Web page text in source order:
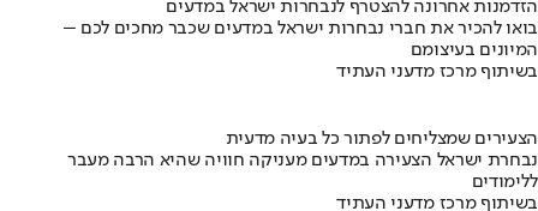
הזדמנות אחרונה להצטרף לנבחרות ישראל במדעים
בואו להכיר את חברי נבחרות ישראל במדעים שכבר מחכים לכם –
המיונים בעיצומם
בשיתוף מרכז מדעני העתיד
הצעירים שמצליחים לפתור כל בעיה מדעית
נבחרת ישראל הצעירה במדעים מעניקה חוויה שהיא הרבה מעבר
ללימודים
בשיתוף מרכז מדעני העתיד